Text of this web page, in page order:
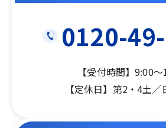
0120-
【受付時間】9:00
【定休日】第2・4土／